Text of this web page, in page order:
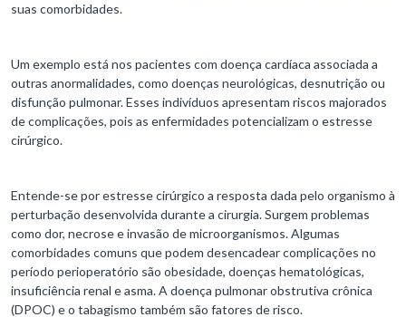
suas comorbidades.
Um exemplo está nos pacientes com doença cardíaca associada a
outras anormalidades, como doenças neurológicas, desnutrição ou
disfunção pulmonar. Esses indivíduos apresentam riscos majorados
de complicações, pois as enfermidades potencializam o estresse
cirúrgico.
Entende-se por estresse cirúrgico a resposta dada pelo organismo à
perturbação desenvolvida durante a cirurgia. Surgem problemas
como dor, necrose e invasão de microorganismos. Algumas
comorbidades comuns que podem desencadear complicações no
período perioperatório são obesidade, doenças hematológicas,
insuficiência renal e asma. A doença pulmonar obstrutiva crônica
(DPOC) e o tabagismo também são fatores de risco.